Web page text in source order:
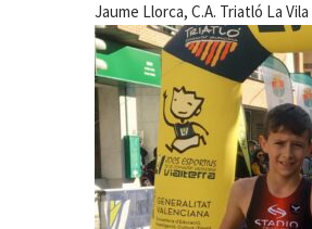
Jaume Llorca, C.A. Triatló La